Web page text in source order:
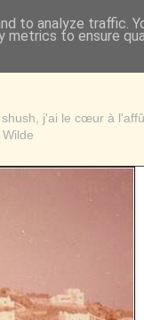
j'ai le cœur à
to analyze traffic.
metrics to ensure